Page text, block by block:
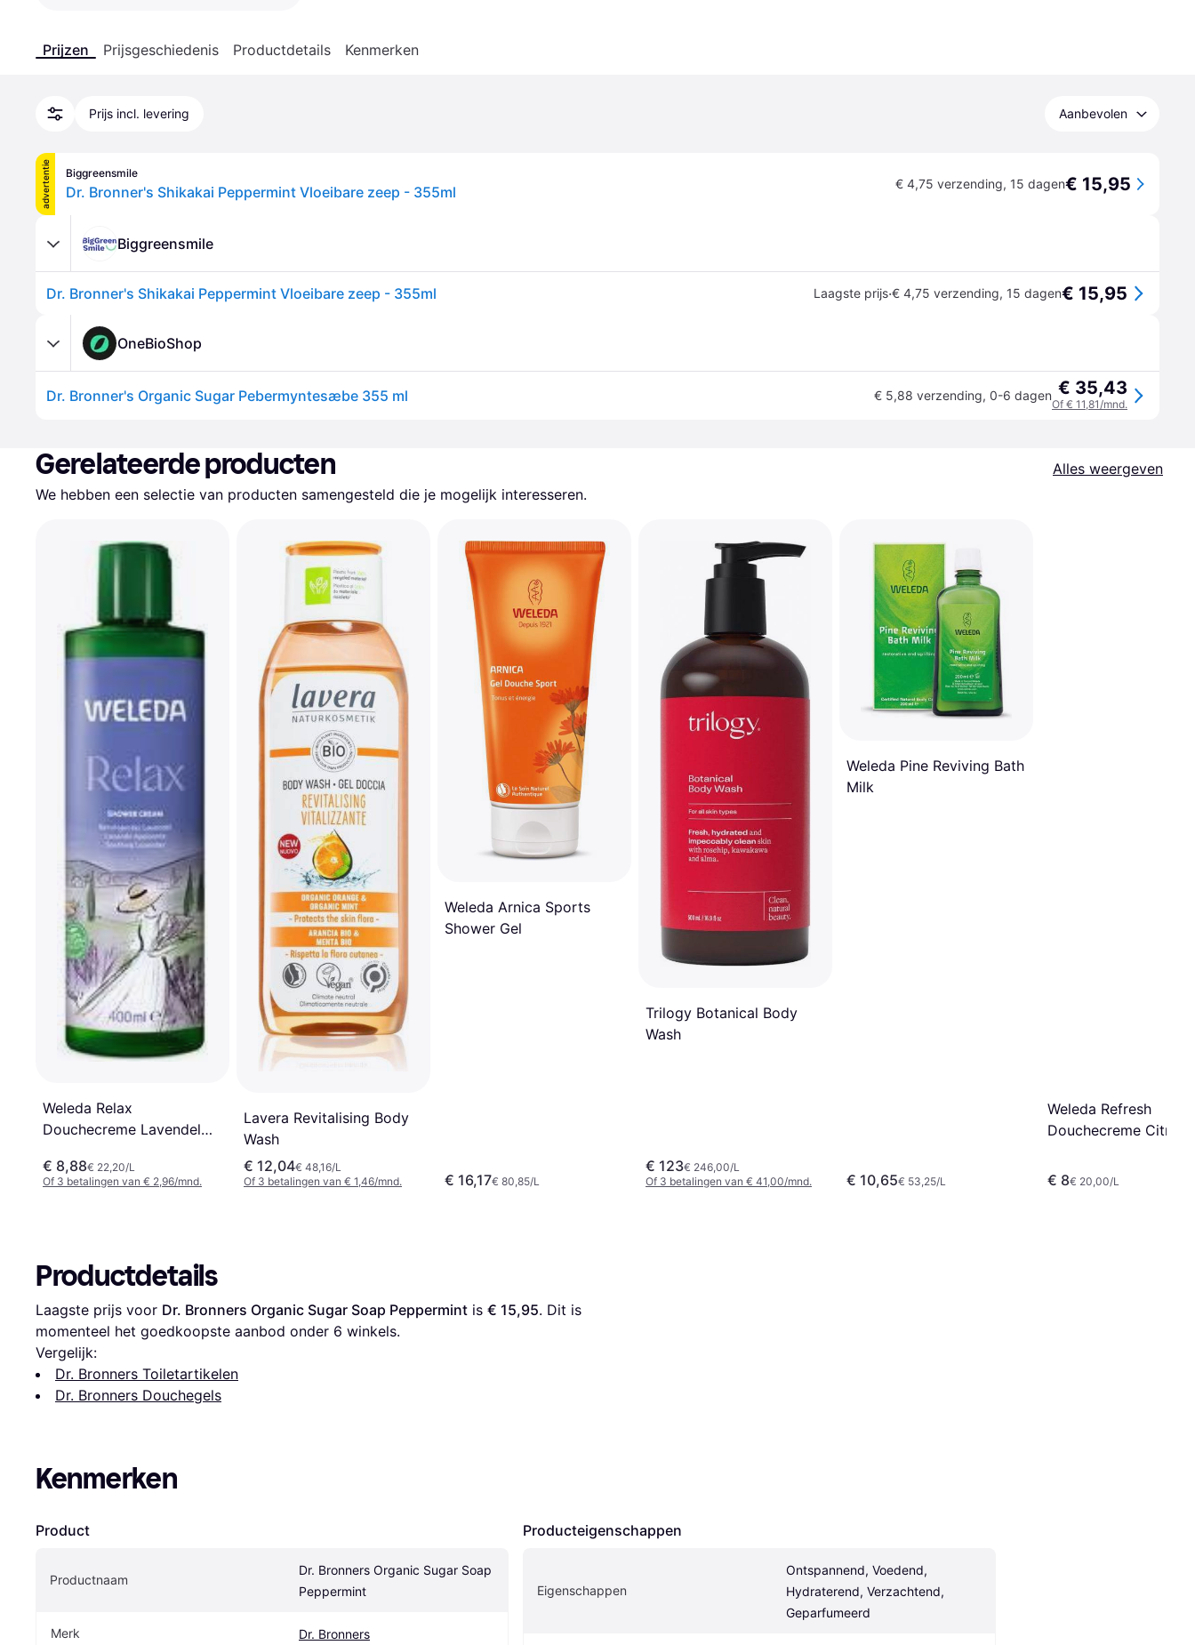
Prijzen Prijsgeschiedenis Productdetails Kenmerken
Prijs incl. levering Aanbevolen
advertentie Biggreensmile
Dr. Bronner's Shikakai Peppermint Vloeibare zeep - 355ml € 4,75 verzending, 15 dagen€ 15,95
Biggreensmile
Dr. Bronner's Shikakai Peppermint Vloeibare zeep - 355ml Laagste prijs·€ 4,75 verzending, 15 dagen€ 15,95
OneBioShop
Dr. Bronner's Organic Sugar Pebermyntesæbe 355 ml € 5,88 verzending, 0-6 dagen € 35,43
Of € 11,81/mnd.
Gerelateerde producten
Alles weergeven
We hebben een selectie van producten samengesteld die je mogelijk interesseren.
Weleda Relax
Douchecreme Lavendel
€ 8,88€ 22,20/L
Of 3 betalingen van € 2,96/mnd.
Lavera Revitalising Body
Wash
€ 12,04€ 48,16/L
Of 3 betalingen van € 1,46/mnd.
Weleda Arnica Sports
Shower Gel
€ 16,17€ 80,85/L
Trilogy Botanical Body
Wash
€ 123€ 246,00/L
Of 3 betalingen van € 41,00/mnd.
Weleda Pine Reviving Bath
Milk
€ 10,65€ 53,25/L
Weleda Refresh
Douchecreme Citrus
€ 8€ 20,00/L
Productdetails
Laagste prijs voor Dr. Bronners Organic Sugar Soap Peppermint is € 15,95. Dit is
momenteel het goedkoopste aanbod onder 6 winkels.
Vergelijk:
Dr. Bronners Toiletartikelen
Dr. Bronners Douchegels
Kenmerken
Product
Productnaam
Dr. Bronners Organic Sugar Soap
Peppermint
Merk Dr. Bronners
Producteigenschappen
Eigenschappen
Ontspannend, Voedend,
Hydraterend, Verzachtend,
Geparfumeerd